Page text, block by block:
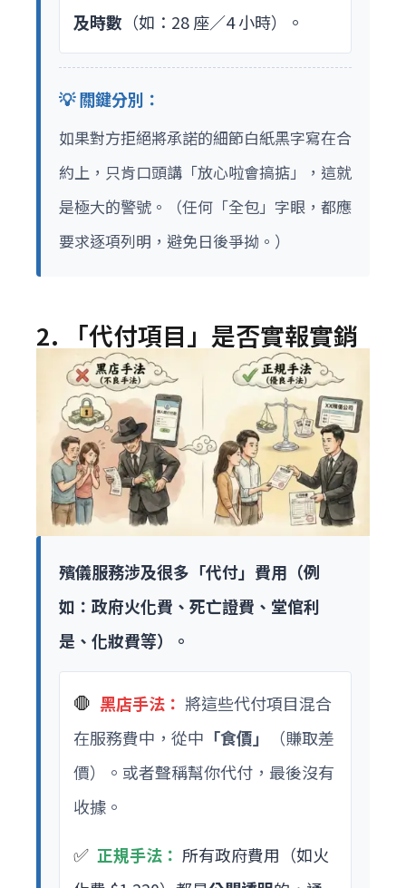
及時數 （如：28 座／4 小時）。
💡 關鍵分別：
如果對方拒絕將承諾的細節白紙黑字寫在合
約上，只肯口頭講「放心啦會搞掂」，這就
是極大的警號。（任何「全包」字眼，都應
要求逐項列明，避免日後爭拗。）
2. 「代付項目」是否實報實銷
殯儀服務涉及很多「代付」費用（例
如：政府火化費、死亡證費、堂倌利
是、化妝費等）。
🛑 黑店手法： 將這些代付項目混合
在服務費中，從中 「食價」
（賺取差
價）。或者聲稱幫你代付，最後沒有
收據。
✅ 正規手法： 所有政府費用（如火